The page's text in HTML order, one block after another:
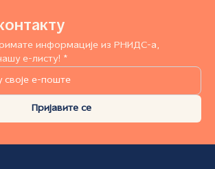
информације из РНИДС-а,
е-листу! *
Пријавите се